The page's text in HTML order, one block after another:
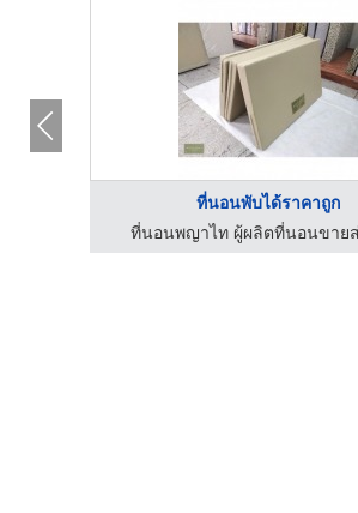
ที่นอนพับได้ราคาถูก
ที่นอนพญาไท ผู้ผลิตที่นอนขาย